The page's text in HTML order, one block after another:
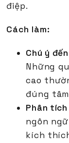
điệp.
Cách làm:
Chú ý
Những
cao
đúng
Phân
ngôn
kích